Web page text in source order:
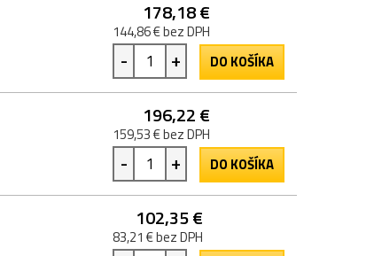
178,18 €
144,86 € bez DPH
- + DO KOŠÍKA
196,22 €
159,53 € bez DPH
- + DO KOŠÍKA
102,35 €
83,21 € bez DPH